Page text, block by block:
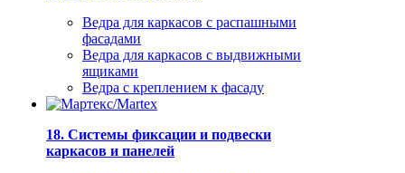
Ведра для каркасов с распашными
фасадами
Ведра для каркасов с выдвижными
ящиками
Ведра с креплением к фасаду
18. Системы фиксации и подвески
каркасов и панелей